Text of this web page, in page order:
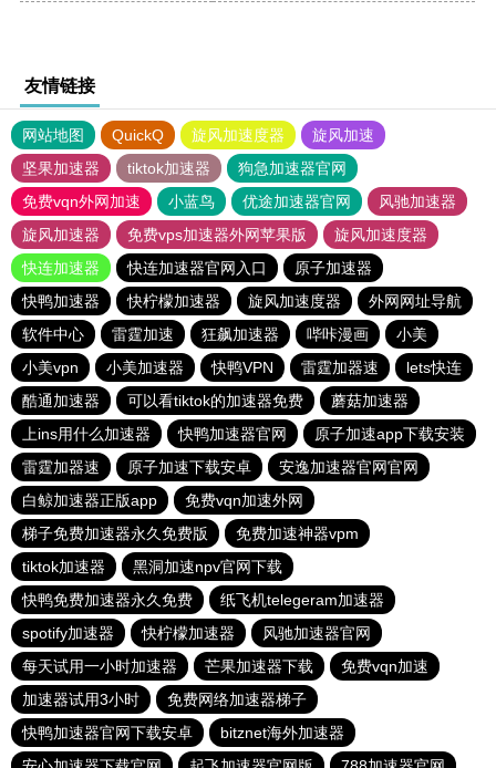
友情链接
网站地图 QuickQ 旋风加速度器
旋风加速
坚果加速器
tiktok加速器
狗急加速器官网
免费vqn外网加速
小蓝鸟 优途加速器官网
风驰加速器
旋风加速器
免费vps加速器外网苹果版
旋风加速度器
快连加速器
快连加速器官网入口
原子加速器
快鸭加速器
快柠檬加速器 旋风加速度器
外网网址导航
软件中心
雷霆加速 狂飙加速器 哔咔漫画
小美
小美vpn
小美加速器 快鸭VPN 雷霆加器速
lets快连
酷通加速器
可以看tiktok的加速器免费
蘑菇加速器
上ins用什么加速器
快鸭加速器官网
原子加速app下载安装
雷霆加器速
原子加速下载安卓
安逸加速器官网官网
白鲸加速器正版app
免费vqn加速外网
梯子免费加速器永久免费版
免费加速神器vpm
tiktok加速器
黑洞加速npv官网下载
快鸭免费加速器永久免费
纸飞机telegeram加速器
spotify加速器
快柠檬加速器
风驰加速器官网
每天试用一小时加速器
芒果加速器下载
免费vqn加速
加速器试用3小时
免费网络加速器梯子
快鸭加速器官网下载安卓
bitznet海外加速器